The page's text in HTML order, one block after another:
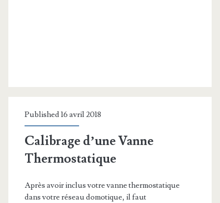
Published 16 avril 2018
Calibrage d’une Vanne
Thermostatique
Après avoir inclus votre vanne thermostatique
dans votre réseau domotique, il faut